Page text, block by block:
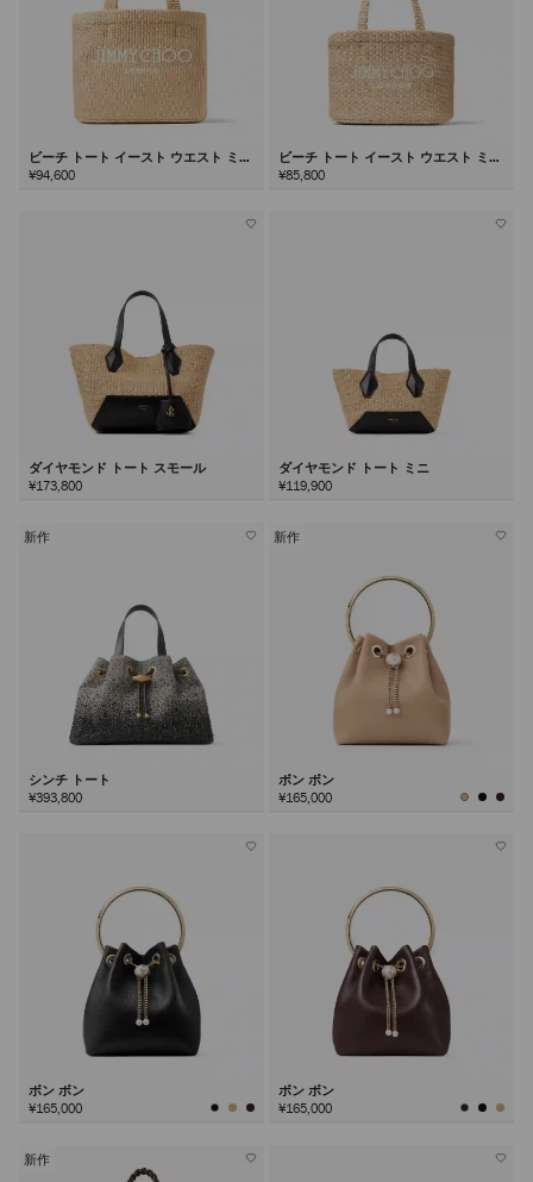
ビーチ トート イースト ウエスト ミデ
ィアム
¥94,600
ビーチ トート イースト ウエスト ミニ
¥85,800
ダイヤモンド トート スモール
¥173,800
ダイヤモンド トート ミニ
¥119,900
新作
シンチ トート
¥393,800
新作
ボン ボン
¥165,000
ボン ボン
¥165,000
ボン ボン
¥165,000
新作